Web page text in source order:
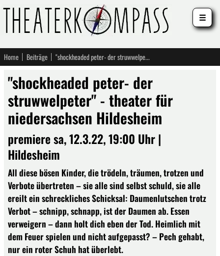
Home Beiträge "shockheaded peter- der struwwelpeter" - theater für niedersachsen Hildesheim
"shockheaded peter- der
struwwelpeter" - theater für
niedersachsen Hildesheim
premiere sa, 12.3.22, 19:00 Uhr |
Hildesheim
All diese bösen Kinder, die trödeln, träumen, trotzen und
Verbote übertreten – sie alle sind selbst schuld, sie alle
ereilt ein schreckliches Schicksal: Daumenlutschen trotz
Verbot – schnipp, schnapp, ist der Daumen ab. Essen
verweigern – dann holt dich eben der Tod. Heimlich mit
dem Feuer spielen und nicht aufgepasst? – Pech gehabt,
nur ein roter Schuh hat überlebt.
☰